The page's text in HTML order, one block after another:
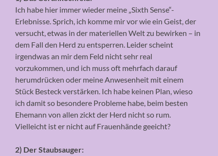
Ich habe hier immer wieder meine „Sixth Sense“-
Erlebnisse. Sprich, ich komme mir vor wie ein Geist, der
versucht, etwas in der materiellen Welt zu bewirken – in
dem Fall den Herd zu entsperren. Leider scheint
irgendwas an mir dem Feld nicht sehr real
vorzukommen, und ich muss oft mehrfach darauf
herumdrücken oder meine Anwesenheit mit einem
Stück Besteck verstärken. Ich habe keinen Plan, wieso
ich damit so besondere Probleme habe, beim besten
Ehemann von allen zickt der Herd nicht so rum.
Vielleicht ist er nicht auf Frauenhände geeicht?
2) Der Staubsauger: